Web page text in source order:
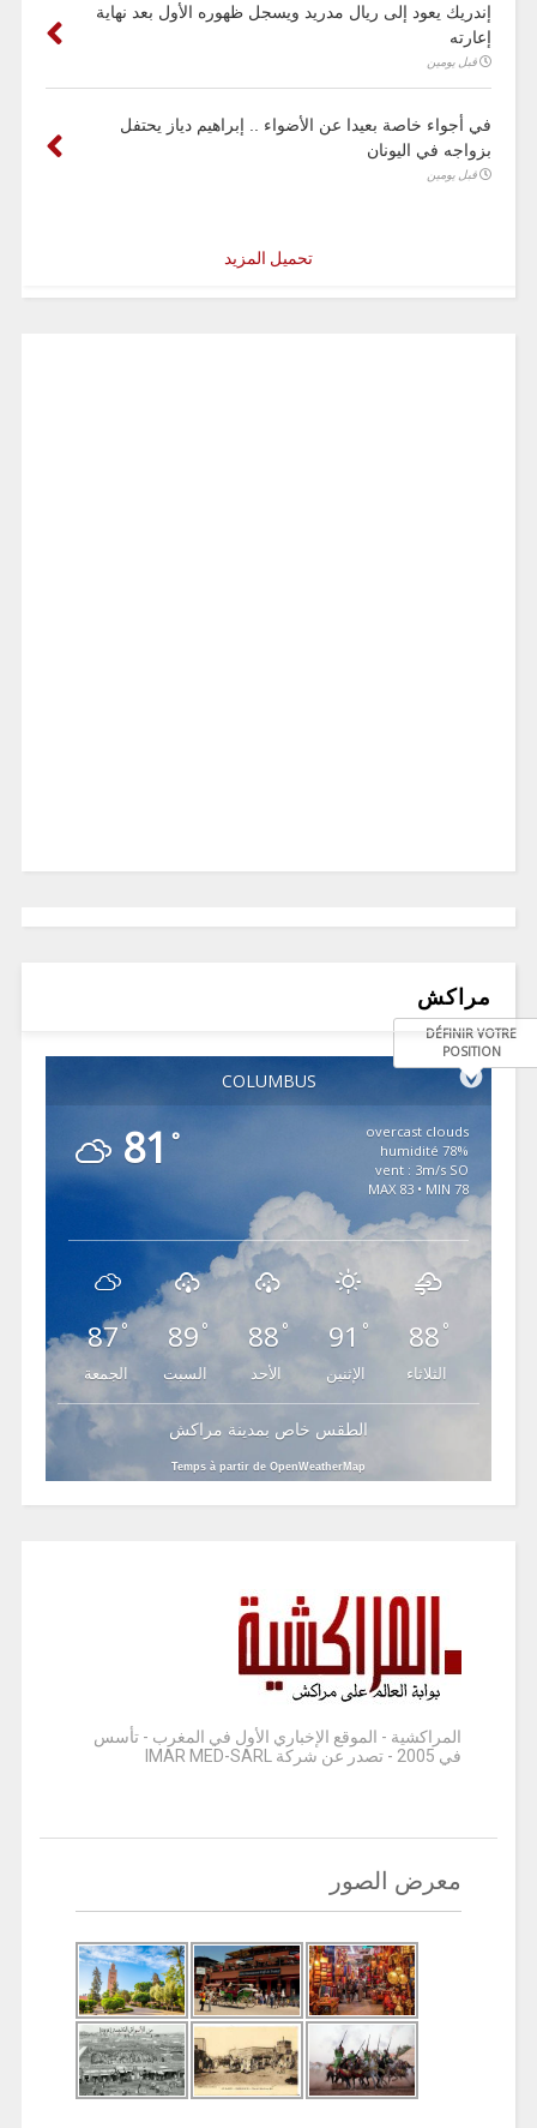
إندريك يعود إلى ريال مدريد ويسجل ظهوره الأول بعد نهاية
إعارته
قبل يومين
في أجواء خاصة بعيدا عن الأضواء .. إبراهيم دياز يحتفل
بزواجه في اليونان
قبل يومين
تحميل المزيد
مراكش
COLUMBUS
DÉFINIR VOTRE
POSITION
81 °
overcast clouds
78% humidité
vent : 3m/s SO
MAX 83 • MIN 78
87°
الجمعة
89 °
السبت
88°
الأحد
91 °
الإثنين
88 °
الثلاثاء
الطقس خاص بمدينة مراكش
Temps à partir de OpenWeatherMap
المراكشية - الموقع الإخباري الأول في المغرب - تأسس
في 2005 - تصدر عن شركة IMAR MED-SARL
معرض الصور